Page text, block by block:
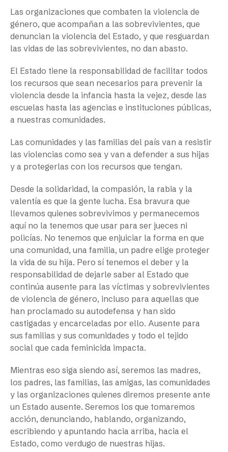
Las organizaciones que combaten la violencia de
género, que acompañan a las sobrevivientes, que
denuncian la violencia del Estado, y que resguardan
las vidas de las sobrevivientes, no dan abasto.
El Estado tiene la responsabilidad de facilitar todos
los recursos que sean necesarios para prevenir la
violencia desde la infancia hasta la vejez, desde las
escuelas hasta las agencias e instituciones públicas,
a nuestras comunidades.
Las comunidades y las familias del país van a resistir
las violencias como sea y van a defender a sus hijas
y a protegerlas con los recursos que tengan.
Desde la solidaridad, la compasión, la rabia y la
valentía es que la gente lucha. Esa bravura que
llevamos quienes sobrevivimos y permanecemos
aquí no la tenemos que usar para ser jueces ni
policías. No tenemos que enjuiciar la forma en que
una comunidad, una familia, un padre elige proteger
la vida de su hija. Pero sí tenemos el deber y la
responsabilidad de dejarle saber al Estado que
continúa ausente para las víctimas y sobrevivientes
de violencia de género, incluso para aquellas que
han proclamado su autodefensa y han sido
castigadas y encarceladas por ello. Ausente para
sus familias y sus comunidades y todo el tejido
social que cada feminicida impacta.
Mientras eso siga siendo así, seremos las madres,
los padres, las familias, las amigas, las comunidades
y las organizaciones quienes diremos presente ante
un Estado ausente. Seremos los que tomaremos
acción, denunciando, hablando, organizando,
escribiendo y apuntando hacia arriba, hacia el
Estado, como verdugo de nuestras hijas.